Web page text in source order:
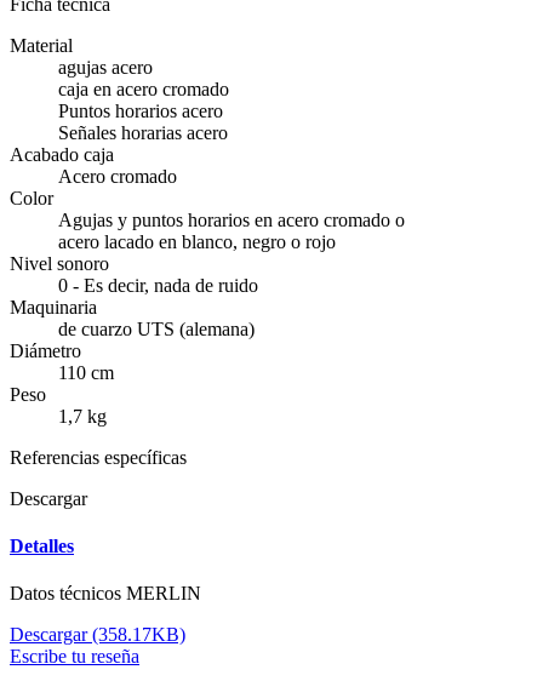
Ficha técnica
Material
agujas acero
caja en acero cromado
Puntos horarios acero
Señales horarias acero
Acabado caja
Acero cromado
Color
Agujas y puntos horarios en acero cromado o
acero lacado en blanco, negro o rojo
Nivel sonoro
0 - Es decir, nada de ruido
Maquinaria
de cuarzo UTS (alemana)
Diámetro
110 cm
Peso
1,7 kg
Referencias específicas
Descargar
Detalles
Datos técnicos MERLIN
Descargar (358.17KB)
Escribe tu reseña